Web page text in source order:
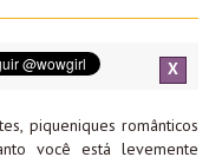
X
piqueniques românticos
você está levemente